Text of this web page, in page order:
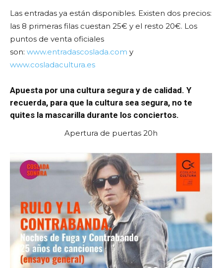
Las entradas ya están disponibles. Existen dos precios:
las 8 primeras filas cuestan 25€ y el resto 20€. Los
puntos de venta oficiales
son: www.entradascoslada.com y
www.cosladacultura.es
Apuesta por una cultura segura y de calidad. Y
recuerda, para que la cultura sea segura, no te
quites la mascarilla durante los conciertos.
Apertura de puertas 20h